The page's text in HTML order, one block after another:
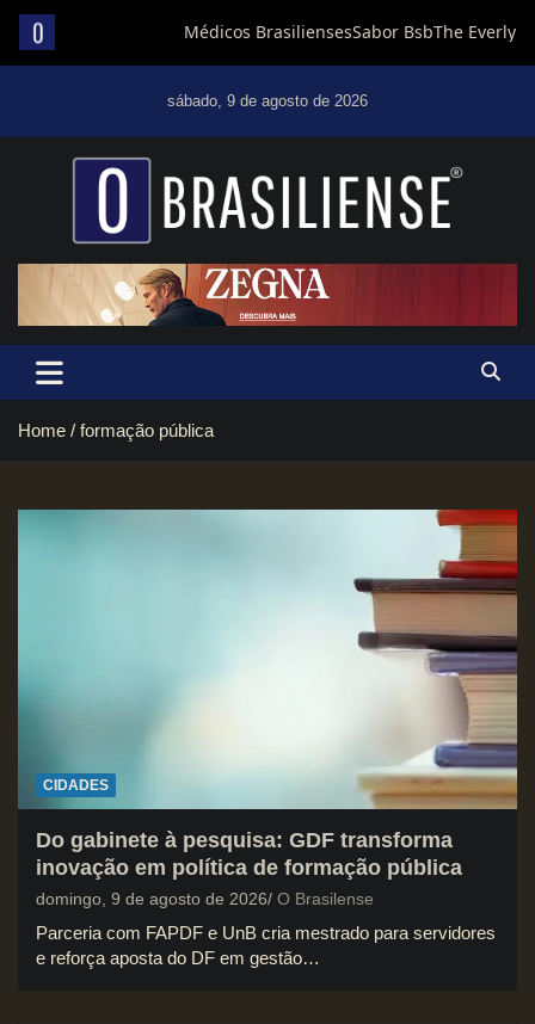
sábado, 9 de agosto de 2026
Um diário de notícias que trabalha por Brasília
Home formação pública
CIDADES
Do gabinete à pesquisa: GDF transforma
inovação em política de formação pública
domingo, 9 de agosto de 2026 O Brasilense
Parceria com FAPDF e UnB cria mestrado para servidores
e reforça aposta do DF em gestão…